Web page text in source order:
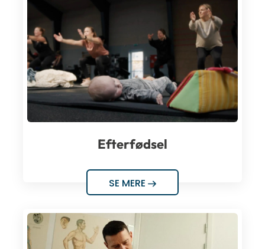
Efterfødsel
SE MERE